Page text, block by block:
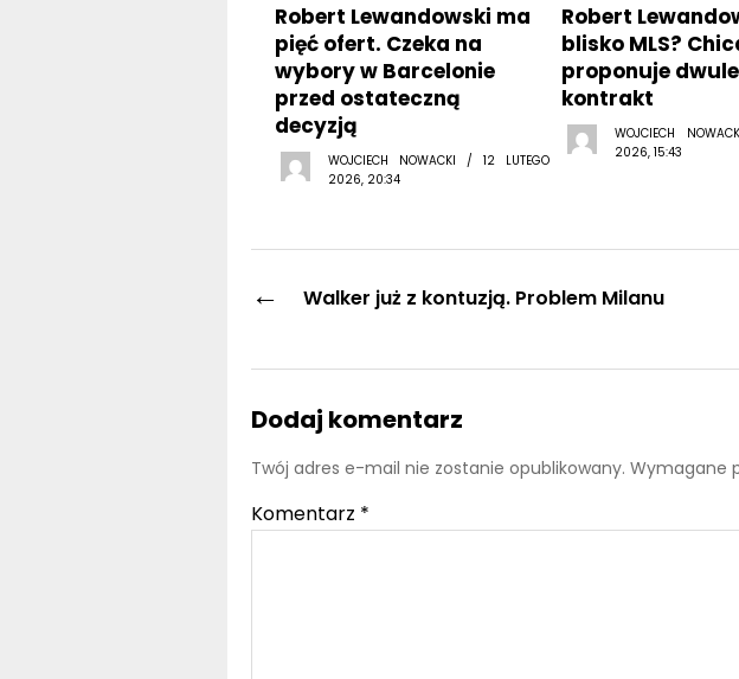
Robert Lewandowski ma
pięć ofert. Czeka na
wybory w Barcelonie
przed ostateczną
decyzją
WOJCIECH NOWACKI / 12 LUTEGO
2026, 20:34
Robert
blisko MLS?
proponuje
kontrakt
WOJCIECH
2026, 15:43
← Walker już z kontuzją. Problem Milanu
Dodaj komentarz
Twój adres e-mail nie zostanie opublikowany. Wymagane
Komentarz *